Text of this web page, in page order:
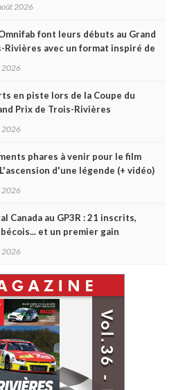
2026
font leurs débuts au Grand
Rivières avec un format inspiré de
2026
en piste lors de la Coupe du
Prix de Trois-Rivières
2026
phares à venir pour le film
d'une légende (+ vidéo)
2026
Canada au GP3R : 21 inscrits,
et un premier gain
2026